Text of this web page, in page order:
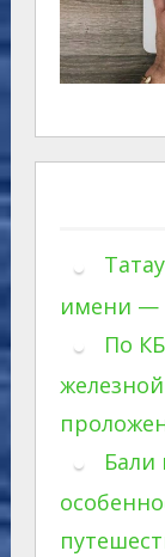
имени —
По
Бали